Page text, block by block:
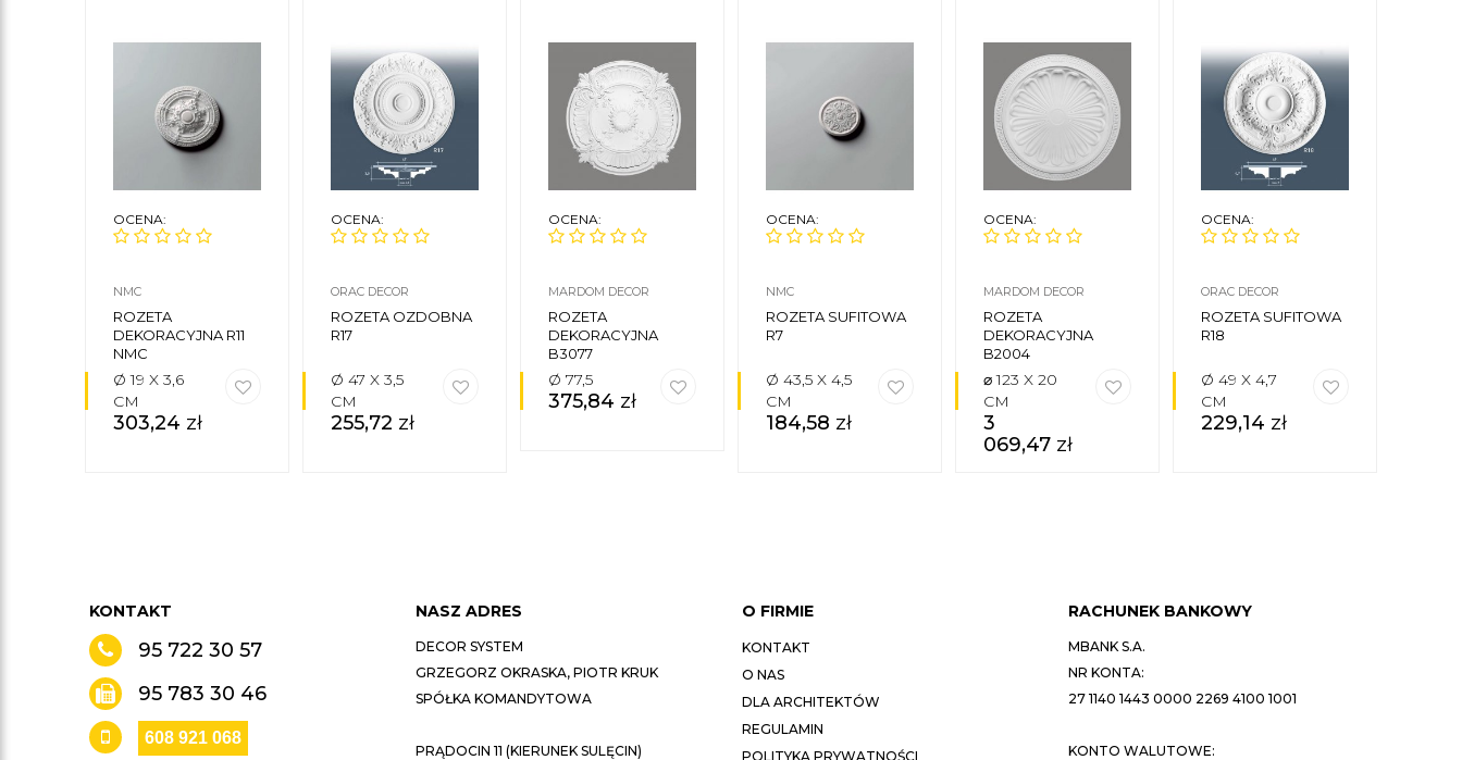
OCENA:
NMC
ROZETA
DEKORACYJNA R11
NMC
Ø 19 X 3,6
CM
303,24 zł
OCENA:
ORAC DECOR
ROZETA OZDOBNA
R17
Ø 47 X 3,5
CM
255,72 zł
OCENA:
MARDOM DECOR
ROZETA
DEKORACYJNA
B3077
Ø 77,5
375,84 zł
OCENA:
NMC
ROZETA SUFITOWA
R7
Ø 43,5 X 4,5
CM
184,58 zł
OCENA:
MARDOM DECOR
ROZETA
DEKORACYJNA
B2004
⌀ 123 X 20
CM
3
069,47 zł
OCENA:
ORAC DECOR
ROZETA SUFITOWA
R18
Ø 49 X 4,7
CM
229,14 zł
KONTAKT
95 722 30 57
95 783 30 46
608 921 068
NASZ ADRES
DECOR SYSTEM
GRZEGORZ OKRASKA, PIOTR KRUK
SPÓŁKA KOMANDYTOWA
PRĄDOCIN 11 (KIERUNEK SULĘCIN)
O FIRMIE
KONTAKT
O NAS
DLA ARCHITEKTÓW
REGULAMIN
POLITYKA PRYWATNOŚCI
RACHUNEK BANKOWY
MBANK S.A.
NR KONTA:
27 1140 1443 0000 2269 4100 1001
KONTO WALUTOWE: